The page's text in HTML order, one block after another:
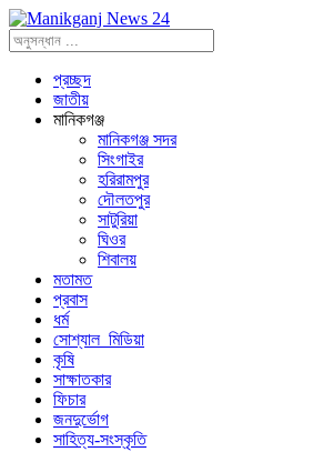
প্রচ্ছদ
জাতীয়
মানিকগঞ্জ
মানিকগঞ্জ সদর
সিংগাইর
হরিরামপুর
দৌলতপুর
সাটুরিয়া
ঘিওর
শিবালয়
মতামত
প্রবাস
ধর্ম
সোশ্যাল_মিডিয়া
কৃষি
সাক্ষাতকার
ফিচার
জনদুর্ভোগ
সাহিত্য-সংস্কৃতি